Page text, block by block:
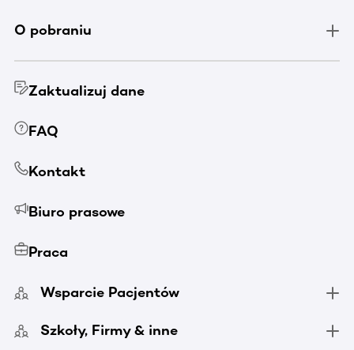
O pobraniu
Zaktualizuj dane
FAQ
Kontakt
Biuro prasowe
Praca
Wsparcie Pacjentów
Szkoły, Firmy & inne